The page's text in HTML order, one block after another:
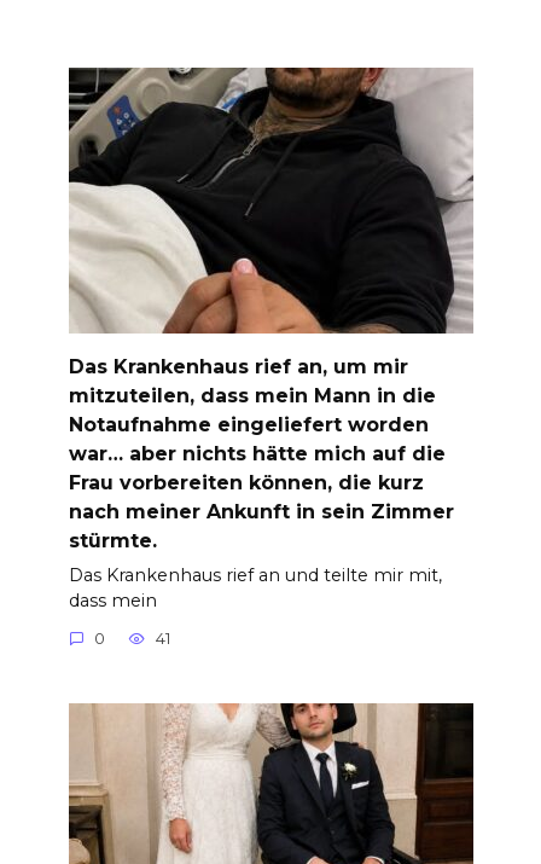
Das Krankenhaus rief an, um mir
mitzuteilen, dass mein Mann in die
Notaufnahme eingeliefert worden
war… aber nichts hätte mich auf die
Frau vorbereiten können, die kurz
nach meiner Ankunft in sein Zimmer
stürmte.
Das Krankenhaus rief an und teilte mir mit,
dass mein
0 41